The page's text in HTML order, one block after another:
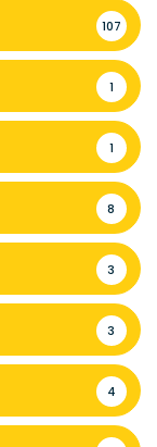
107
1
1
8
3
3
4